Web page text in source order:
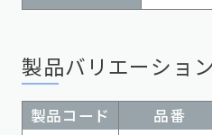
製品バリエーション
製品コード 品番